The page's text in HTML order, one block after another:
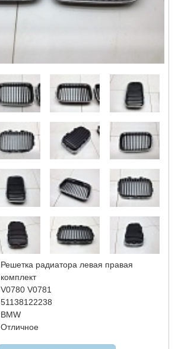
Решетка радиатора левая правая
комплект
V0780 V0781
51138122238
BMW
Отличное